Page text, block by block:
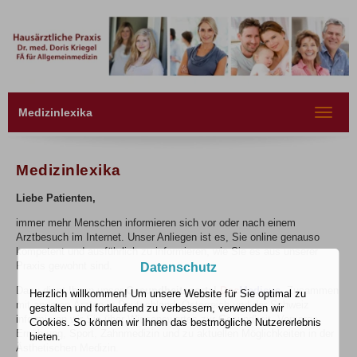
Medizinlexika
Toggle
Medizinlexika
Liebe Patienten,
immer mehr Menschen informieren sich vor oder nach einem
Arztbesuch im Internet. Unser Anliegen ist es, Sie online genauso
kompetent und ausführlich zu informieren, wie Sie es aus unserer
Praxis gewohnt sind.
Dazu dient Ihnen unserGesundheitsportalDoc Medicus. Zusammen
mit anderen Ärzten in Deutschland, Österreich und der Schweiz
informieren wir Sie über Wissenswertes zur Gesundheit, Vorsorge,
Ernährung, Sport, Zahnmedizin und zu aktuellen Möglichkeiten in der
Ästhetischen Medizin.
Datenschutz
Herzlich willkommen! Um unsere Website für Sie optimal zu
gestalten und fortlaufend zu verbessern, verwenden wir
Cookies. So können wir Ihnen das bestmögliche Nutzererlebnis
bieten.